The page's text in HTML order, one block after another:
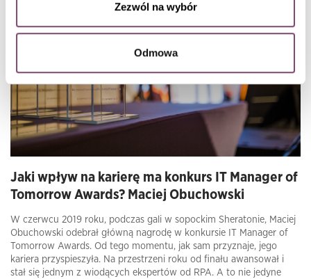
Zezwól na wybór
Odmowa
Jaki wpływ na karierę ma konkurs IT Manager of
Tomorrow Awards? Maciej Obuchowski
W czerwcu 2019 roku, podczas gali w sopockim Sheratonie, Maciej
Obuchowski odebrał główną nagrodę w konkursie IT Manager of
Tomorrow Awards. Od tego momentu, jak sam przyznaje, jego
kariera przyspieszyła. Na przestrzeni roku od finału awansował i
stał się jednym z wiodących ekspertów od RPA. A to nie jedyne